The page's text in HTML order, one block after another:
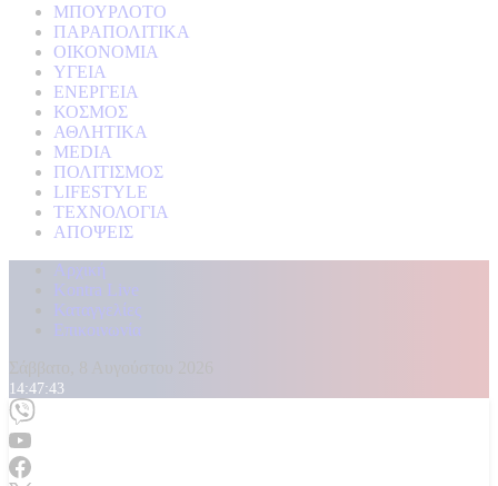
ΜΠΟΥΡΛΟΤΟ
ΠΑΡΑΠΟΛΙΤΙΚΑ
ΟΙΚΟΝΟΜΙΑ
ΥΓΕΙΑ
ΕΝΕΡΓΕΙΑ
ΚΟΣΜΟΣ
ΑΘΛΗΤΙΚΑ
MEDIA
ΠΟΛΙΤΙΣΜΟΣ
LIFESTYLE
ΤΕΧΝΟΛΟΓΙΑ
ΑΠΟΨΕΙΣ
Αρχική
Kontra Live
Καταγγελίες
Επικοινωνία
14:47:45